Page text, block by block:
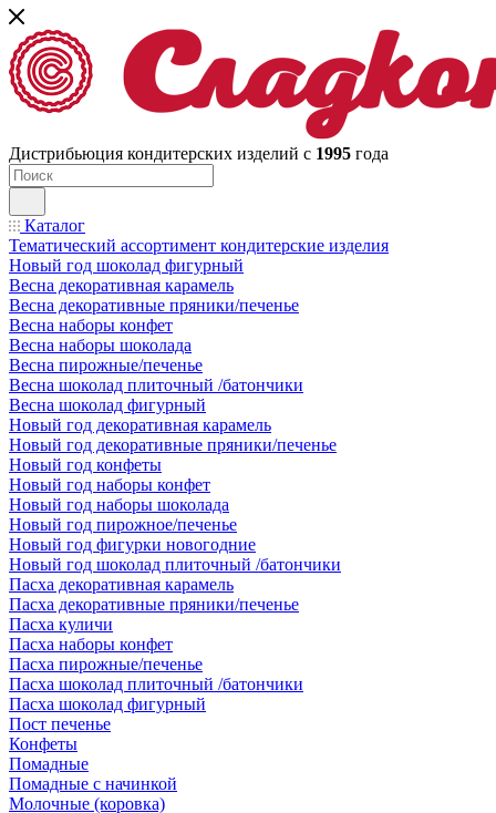
Дистрибьюция кондитерских изделий с 1995 года
Каталог
Тематический ассортимент кондитерские изделия
Новый год шоколад фигурный
Весна декоративная карамель
Весна декоративные пряники/печенье
Весна наборы конфет
Весна наборы шоколада
Весна пирожные/печенье
Весна шоколад плиточный /батончики
Весна шоколад фигурный
Новый год декоративная карамель
Новый год декоративные пряники/печенье
Новый год конфеты
Новый год наборы конфет
Новый год наборы шоколада
Новый год пирожное/печенье
Новый год фигурки новогодние
Новый год шоколад плиточный /батончики
Пасха декоративная карамель
Пасха декоративные пряники/печенье
Пасха куличи
Пасха наборы конфет
Пасха пирожные/печенье
Пасха шоколад плиточный /батончики
Пасха шоколад фигурный
Пост печенье
Конфеты
Помадные
Помадные с начинкой
Молочные (коровка)